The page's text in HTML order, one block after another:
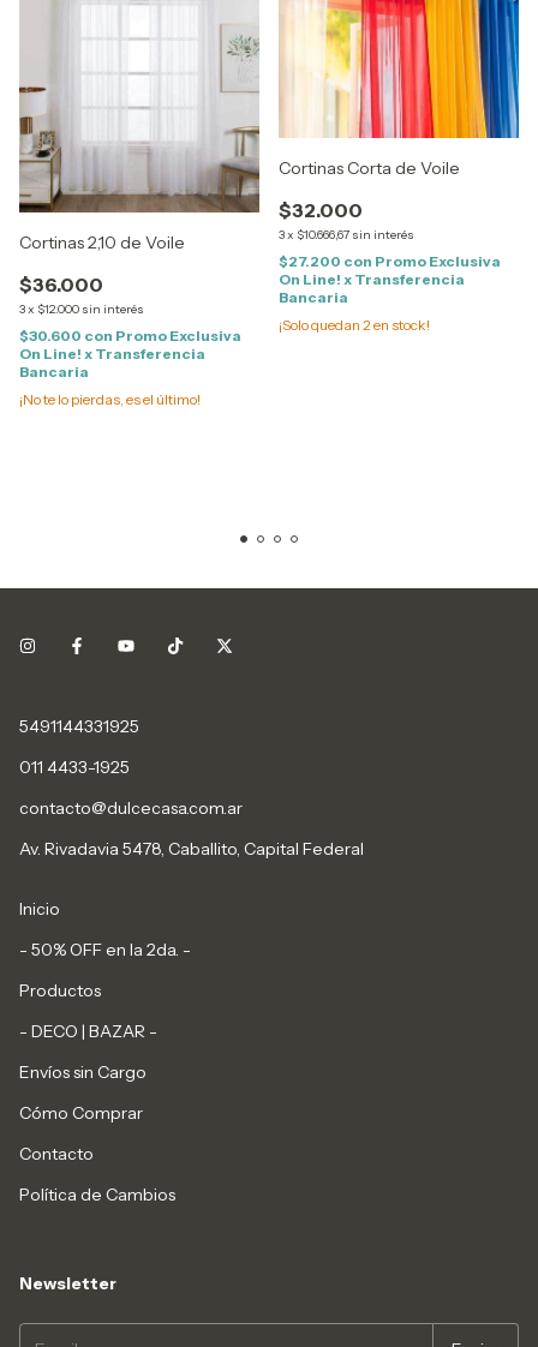
Cortinas 2,10 de Voile
$36.000
3x $12.000 sin interés
$30.600 con Promo Exclusiva
On Line! x Transferencia
Bancaria
¡No te lo pierdas, es el último!
Cortinas Corta de Voile
$32.000
3x $10.666,67 sin interés
$27.200 con Promo Exclusiva
On Line! x Transferencia
Bancaria
¡Solo quedan 2en stock!
5491144331925
011 4433-1925
contacto@dulcecasa.com.ar
Av. Rivadavia 5478, Caballito, Capital Federal
Inicio
- 50% OFF en la 2da. -
Productos
- DECO | BAZAR -
Envíos sin Cargo
Cómo Comprar
Contacto
Política de Cambios
Newsletter